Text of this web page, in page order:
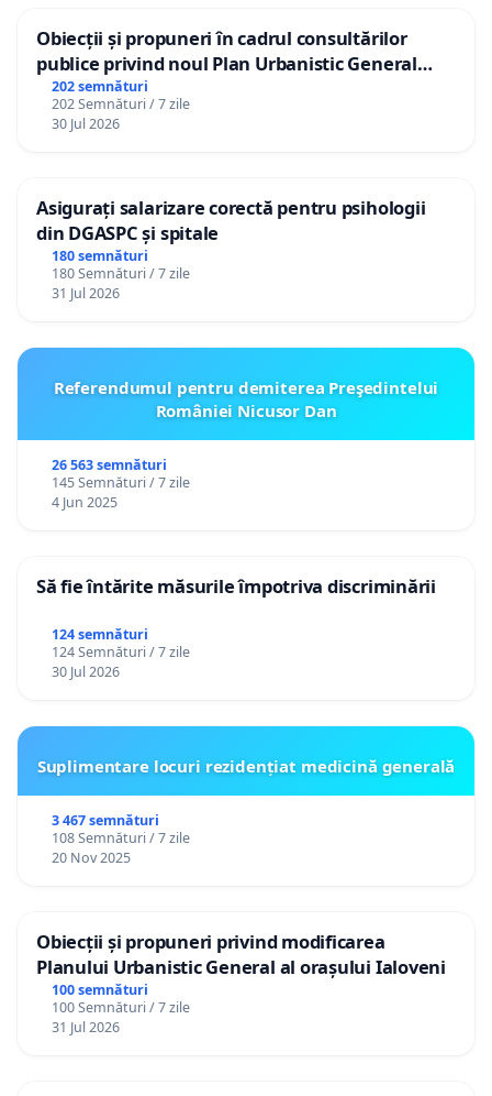
Obiecții și propuneri în cadrul consultărilor
publice privind noul Plan Urbanistic General
(PUG) Ialoveni
202 semnături
202 Semnături / 7 zile
30 Jul 2026
Asigurați salarizare corectă pentru psihologii
din DGASPC și spitale
180 semnături
180 Semnături / 7 zile
31 Jul 2026
Referendumul pentru demiterea Preşedintelui
României Nicusor Dan
26 563 semnături
145 Semnături / 7 zile
4 Jun 2025
Să fie întărite măsurile împotriva discriminării
124 semnături
124 Semnături / 7 zile
30 Jul 2026
Suplimentare locuri rezidențiat medicină generală
3 467 semnături
108 Semnături / 7 zile
20 Nov 2025
Obiecții și propuneri privind modificarea
Planului Urbanistic General al orașului Ialoveni
100 semnături
100 Semnături / 7 zile
31 Jul 2026